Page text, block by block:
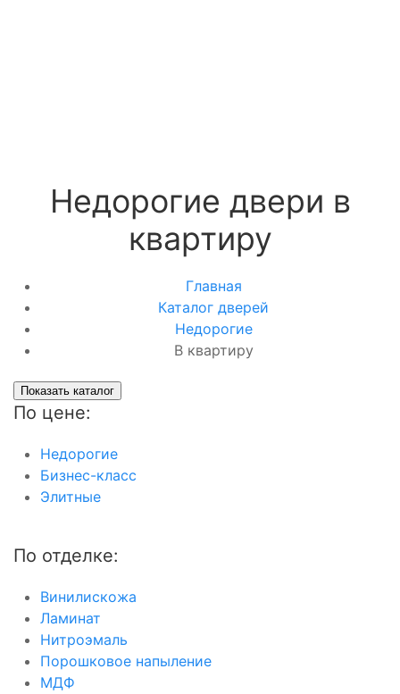
Недорогие двери в
квартиру
Главная
Каталог дверей
Недорогие
В квартиру
Показать каталог
По цене:
Недорогие
Бизнес-класс
Элитные
По отделке:
Винилискожа
Ламинат
Нитроэмаль
Порошковое напыление
МДФ